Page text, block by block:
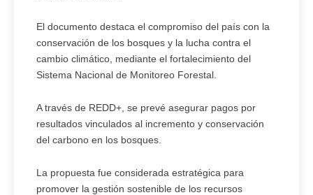
El documento destaca el compromiso del país con la
conservación de los bosques y la lucha contra el
cambio climático, mediante el fortalecimiento del
Sistema Nacional de Monitoreo Forestal.
A través de REDD+, se prevé asegurar pagos por
resultados vinculados al incremento y conservación
del carbono en los bosques.
La propuesta fue considerada estratégica para
promover la gestión sostenible de los recursos